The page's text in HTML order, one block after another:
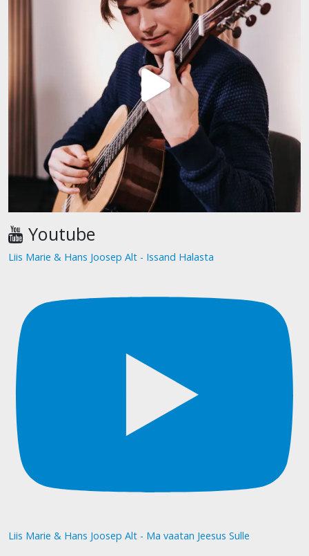
Youtube
Liis Marie & Hans Joosep Alt - Issand Halasta
Liis Marie & Hans Joosep Alt - Ma vaatan Jeesus Sulle